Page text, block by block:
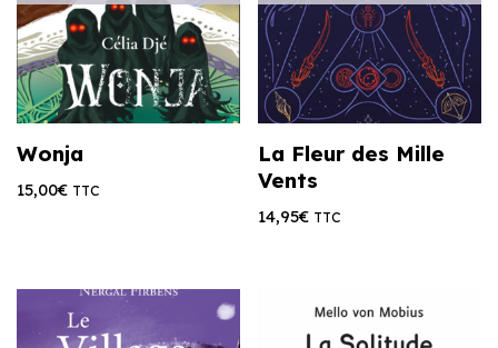
Wonja
15,00€ TTC
La Fleur des Mille
Vents
14,95€ TTC